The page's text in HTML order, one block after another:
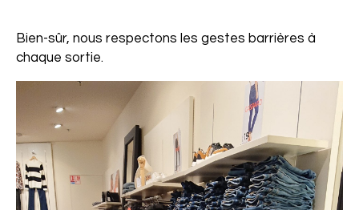
Bien-sûr, nous respectons les gestes barrières à
chaque sortie.